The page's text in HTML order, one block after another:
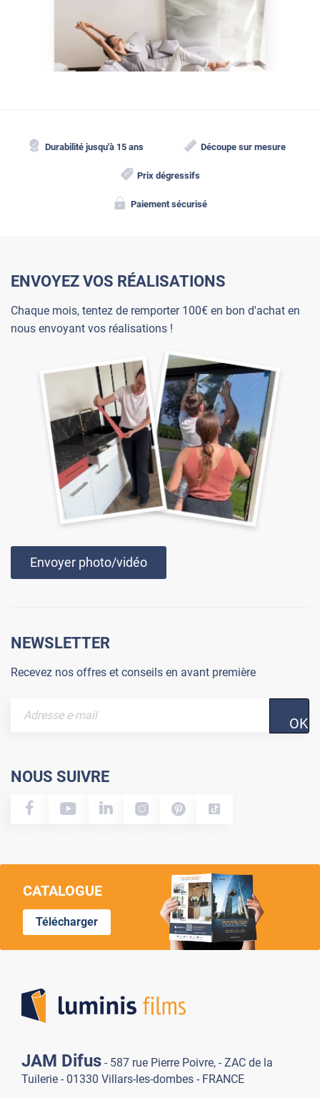
Comment protéger sa
maison de la chaleur sans
climatisation ?
Durabilité jusqu'à 15 ans Découpe sur mesure
Prix dégressifs
Paiement sécurisé
ENVOYEZ VOS RÉALISATIONS
Chaque mois, tentez de remporter 100€ en bon d'achat en
nous envoyant vos réalisations !
Envoyer photo/vidéo
NEWSLETTER
Recevez nos offres et conseils en avant première
OK
NOUS SUIVRE
CATALOGUE
Télécharger
JAM Difus - 587 rue Pierre Poivre, - ZAC de la
Tuilerie - 01330 Villars-les-dombes - FRANCE